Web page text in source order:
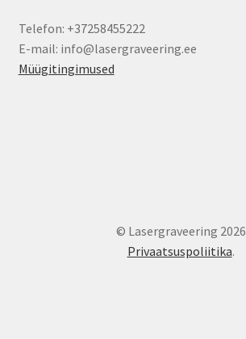
Telefon: +37258455222
E-mail: info@lasergraveering.ee
Müügitingimused
© Lasergraveering 2026
Privaatsuspoliitika.